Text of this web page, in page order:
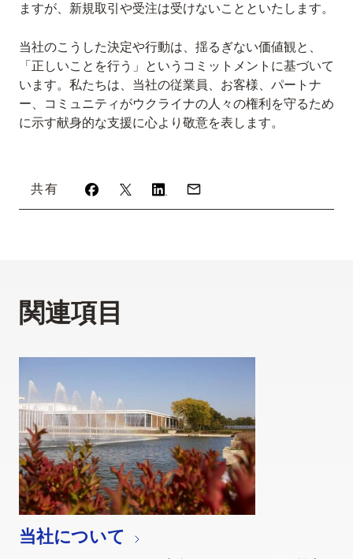
ますが、新規取引や受注は受けないことといたします。
当社のこうした決定や行動は、揺るぎない価値観と、
「正しいことを行う」というコミットメントに基づいて
います。私たちは、当社の従業員、お客様、パートナ
ー、コミュニティがウクライナの人々の権利を守るため
に示す献身的な支援に心より敬意を表します。
共有
関連項目
当社について